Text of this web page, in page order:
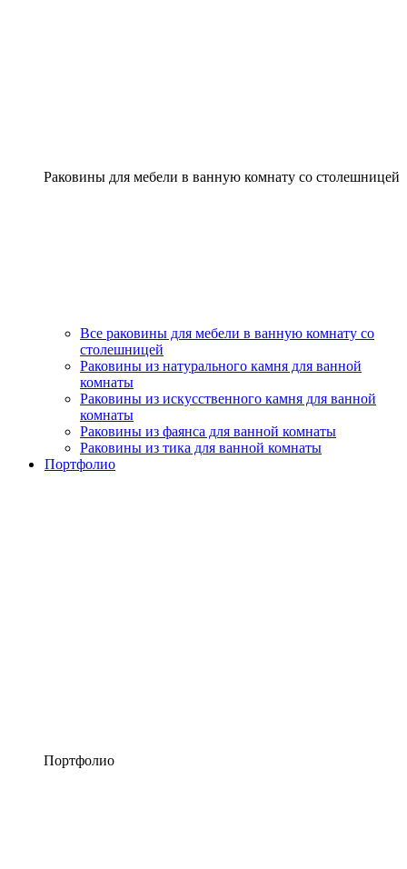
Раковины для мебели в ванную комнату со столешницей
Все раковины для мебели в ванную комнату со
столешницей
Раковины из натурального камня для ванной
комнаты
Раковины из искусственного камня для ванной
комнаты
Раковины из фаянса для ванной комнаты
Раковины из тика для ванной комнаты
Портфолио
Портфолио